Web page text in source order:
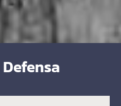
Defensa